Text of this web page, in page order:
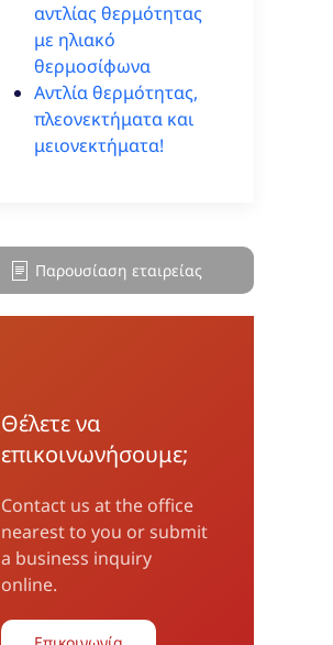
αντλίας θερμότητας
με ηλιακό
θερμοσίφωνα
Αντλία θερμότητας,
πλεονεκτήματα και
μειονεκτήματα!
Παρουσίαση εταιρείας
Θέλετε να
επικοινωνήσoυμε;
Contact us at the office
nearest to you or submit
a business inquiry
online.